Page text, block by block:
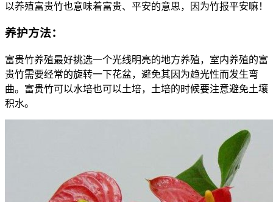
以养殖富贵竹也意味着富贵、平安的意思，因为竹报平安嘛！
养护方法：
富贵竹养殖最好挑选一个光线明亮的地方养殖，室内养殖的富
贵竹需要经常的旋转一下花盆，避免其因为趋光性而发生弯
曲。富贵竹可以水培也可以土培，土培的时候要注意避免土壤
积水。